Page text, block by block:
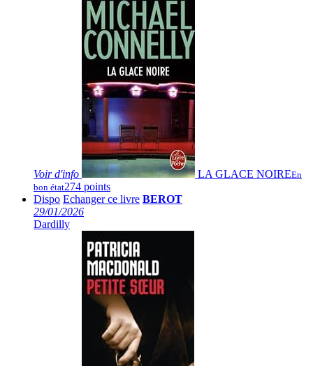
Voir d'info LA GLACE NOIREEn
bon état274 points
Dispo Echanger ce livre BEROT
29/01/2026
Dardilly